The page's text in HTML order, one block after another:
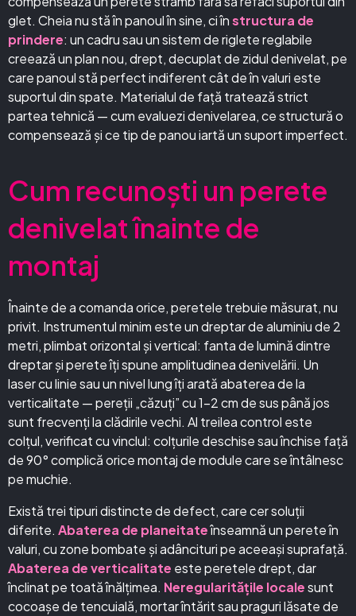
glet. Cheia nu stă în panoul în sine, ci înstructura de
prindere: un cadru sau un sistem de riglete reglabile
creează un plan nou, drept, decuplat de zidul denivelat, pe
care panoul stă perfect indiferent cât de în valuri este
suportul din spate. Materialul de față tratează strict
partea tehnică — cum evaluezi denivelarea, ce structură o
compensează și ce tip de panou iartă un suport imperfect.
Cum recunoști un perete
denivelat înainte de
montaj
Înainte de a comanda orice, peretele trebuie măsurat, nu
privit. Instrumentul minim este un dreptar de aluminiu de 2
metri, plimbat orizontal și vertical: fanta de lumină dintre
dreptar și perete îți spune amplitudinea denivelării. Un
laser cu linie sau un nivel lung îți arată abaterea de la
verticalitate — pereții „căzuți” cu 1–2 cm de sus până jos
sunt frecvenți la clădirile vechi. Al treilea control este
colțul, verificat cu vinclul: colțurile deschise sau închise față
de 90° complică orice montaj de module care se întâlnesc
pe muchie.
Există trei tipuri distincte de defect, care cer soluții
diferite. Abaterea de planeitateînseamnă un perete în
valuri, cu zone bombate și adâncituri pe aceeași suprafață.
Abaterea de verticalitate este peretele drept, dar
înclinat pe toată înălțimea. Neregularitățile localesunt
cocoașe de tencuială, mortar întărit sau praguri lăsate de